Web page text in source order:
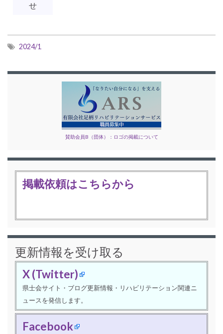
せ
2024/1
賛助会員B（団体）：ロゴの掲載について
掲載依頼はこちらから
更新情報を受け取る
X (Twitter)
県士会サイト・ブログ更新情報・リハビリテーション関連ニ
ュースを発信します。
Facebook